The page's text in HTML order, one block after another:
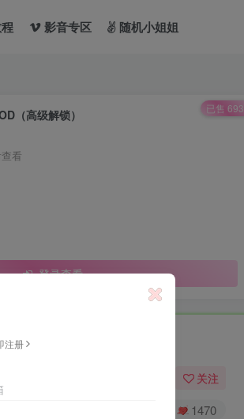
影音专区 随机小姐姐
（高级解锁）
看
登录查看
已售 693
关注
1470
注册